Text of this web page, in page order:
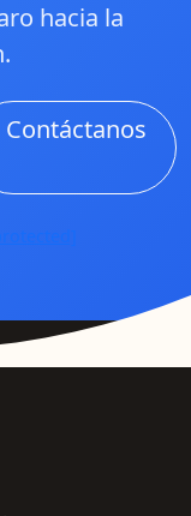
hacia la
Contáctanos